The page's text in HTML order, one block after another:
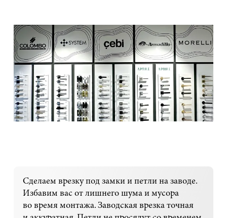
Сделаем врезку под замки и петли на заводе.
Избавим вас от лишнего шума и мусора
во время монтажа. Заводская врезка точная